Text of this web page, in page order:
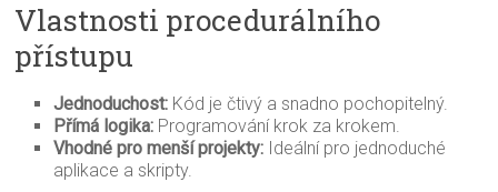
Vlastnosti procedurálního
přístupu
Jednoduchost: Kód je čtivý a snadno pochopitelný.
Přímá logika: Programování krok za krokem.
Vhodné pro menší projekty: Ideální pro jednoduché
aplikace a skripty.